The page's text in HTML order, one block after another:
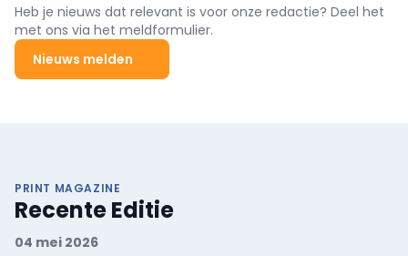
licht als functioneel én emotioneel medium verbeeld, met
transparant glas als hoofdrolspeler in combinatie met
QU‑armaturen en nieuwe vormen van lichtdiffusie; concept door
Parisotto+Formenton Architetti.
Heb je nieuws dat relevant is voor onze redactie? Deel het
met ons via het meldformulier.
Nieuws melden
PRINT MAGAZINE
Recente Editie
04 mei 2026